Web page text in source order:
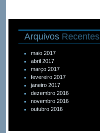
Arquivos Recentes
maio 2017
abril 2017
março 2017
fevereiro 2017
janeiro 2017
dezembro 2016
novembro 2016
outubro 2016